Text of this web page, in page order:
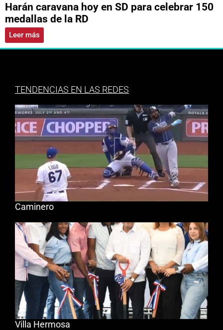
Harán caravana hoy en SD para celebrar 150
medallas de la RD
Leer más
TENDENCIAS EN LAS REDES
Caminero
Villa Hermosa